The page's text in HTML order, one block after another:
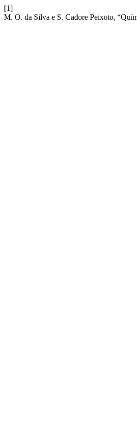
[1]
M. O. da Silva e S. Cadore Peixoto,